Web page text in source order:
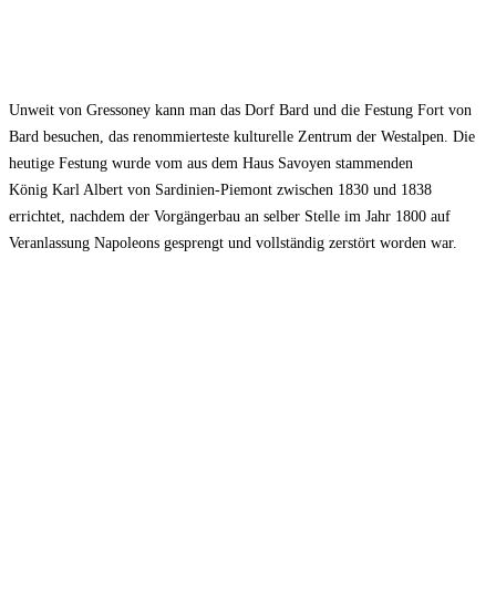
Unweit von Gressoney kann man das Dorf Bard und die Festung Fort von
Bard besuchen, das renommierteste kulturelle Zentrum der Westalpen. Die
heutige Festung wurde vom aus dem Haus Savoyen stammenden
König Karl Albert von Sardinien-Piemont zwischen 1830 und 1838
errichtet, nachdem der Vorgängerbau an selber Stelle im Jahr 1800 auf
Veranlassung Napoleons gesprengt und vollständig zerstört worden war.